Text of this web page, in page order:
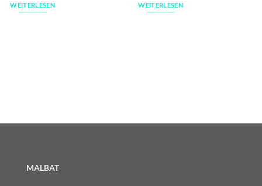
WEITERLESEN WEITERLESEN
MALBAT